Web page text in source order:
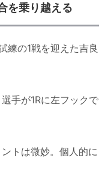
を乗り越える
練の1戦を迎えた吉良
手が1Rに左フックで
トは微妙。個人的に